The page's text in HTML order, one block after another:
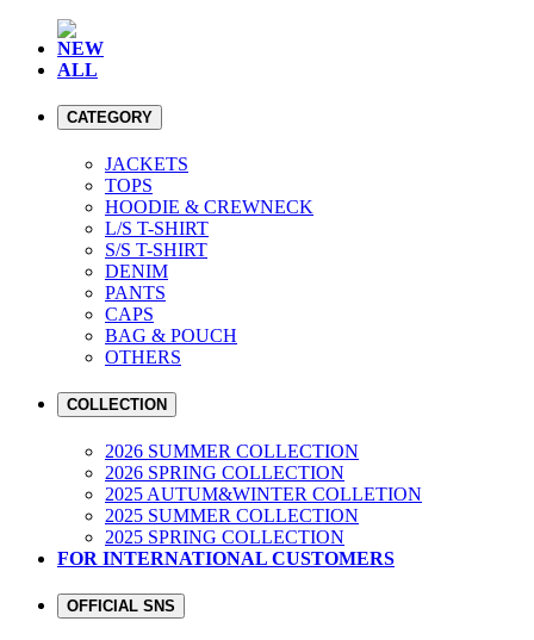
NEW
ALL
CATEGORY
JACKETS
TOPS
HOODIE & CREWNECK
L/S T-SHIRT
S/S T-SHIRT
DENIM
PANTS
CAPS
BAG & POUCH
OTHERS
COLLECTION
2026 SUMMER COLLECTION
2026 SPRING COLLECTION
2025 AUTUM&WINTER COLLETION
2025 SUMMER COLLECTION
2025 SPRING COLLECTION
FOR INTERNATIONAL CUSTOMERS
OFFICIAL SNS